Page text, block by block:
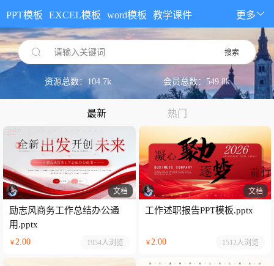
PPT模板 EXCEL模板 word模板 教学课件 更多
请输入关键词 搜索
资源总数：104.7k 会员总数：549.8k
最新 热门
文档
励志风商务工作总结办公通
用.pptx
￥2.00 1954人浏览
文档
工作述职报告PPT模板.pptx
￥2.00 1512人浏览